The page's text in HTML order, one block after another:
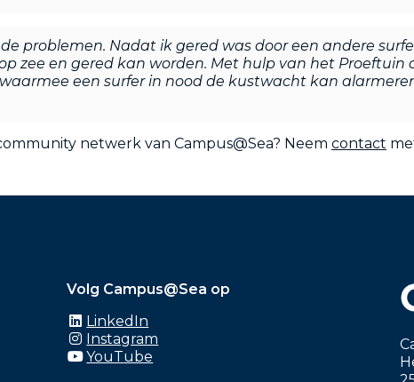
problemen. Nadat ik gered was door een andere
zee en gered kan worden. Met hulp van het Proeftuin
een surfer in nood de kustwacht kan
netwerk van Campus@Sea? Neem contact
Volg Campus@Sea op
LinkedIn
Instagram
YouTube